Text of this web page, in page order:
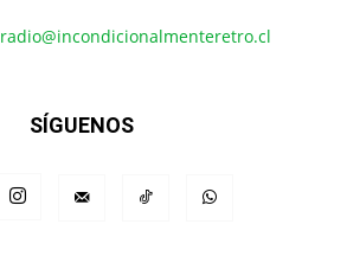
radio@incondicionalmenteretro.cl
SÍGUENOS